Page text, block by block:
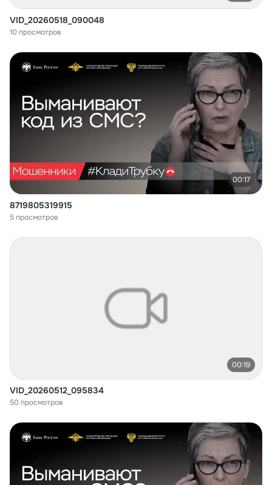
VID_20260518_090048
10 просмотров
00:17
8719805319915
5 просмотров
00:19
VID_20260512_095834
50 просмотров